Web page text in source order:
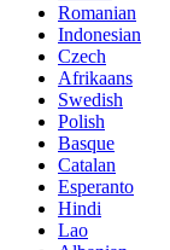
Romanian
Indonesian
Czech
Afrikaans
Swedish
Polish
Basque
Catalan
Esperanto
Hindi
Lao